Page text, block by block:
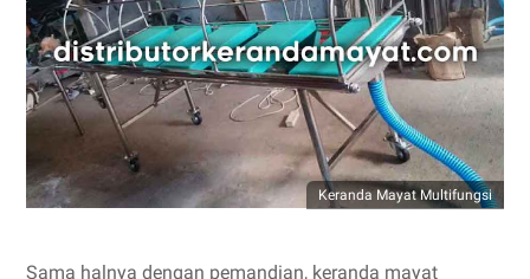
Keranda Mayat Multifungsi
Sama halnya dengan pemandian, keranda mayat